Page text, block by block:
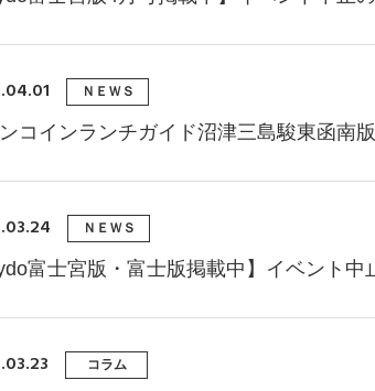
ＮＥＷＳ
ンコインランチガイド沼津三島駿東函南
ＮＥＷＳ
富士宮版・富士版掲載中】イベント中
コラム